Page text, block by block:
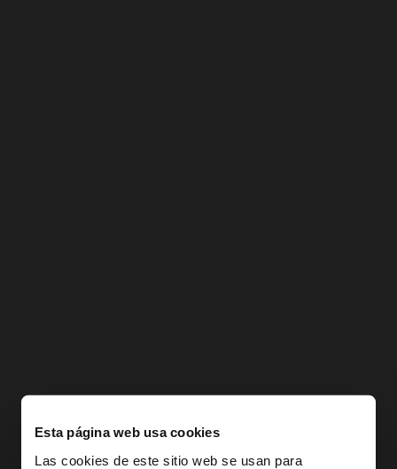
Esta página web usa cookies
Las cookies de este sitio web se usan para